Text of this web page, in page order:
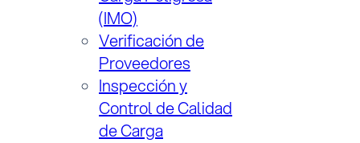
(IMO)
Verificación de
Proveedores
Inspección y
Control de Calidad
de Carga